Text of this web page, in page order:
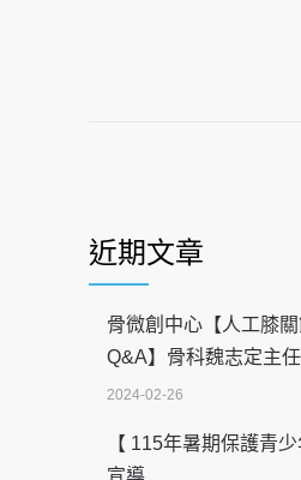
近期文章
骨微創中心【人工膝
Q&A】骨科魏志定主任
2024-02-26
【 115年暑期保護青
宣導